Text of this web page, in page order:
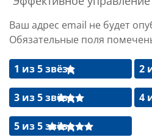
Ваш адрес email не будет
Обязательные поля
1 из 5 звёзд 2
3 из 5 звёзд 4
5 из 5 звёзд